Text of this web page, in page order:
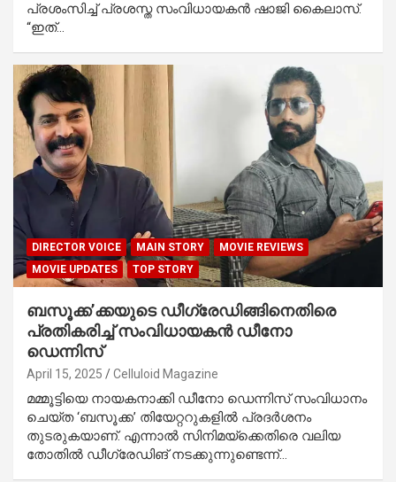
പ്രശംസിച്ച് പ്രശസ്ത സംവിധായകൻ ഷാജി കൈലാസ്.
“ഇത്…
DIRECTOR VOICE MAIN STORY
MOVIE REVIEWS
MOVIE UPDATES
TOP STORY
ബസൂക്ക’ക്കയുടെ ഡീഗ്രേഡിങ്ങിനെതിരെ
പ്രതികരിച്ച് സംവിധായകൻ ഡീനോ
ഡെന്നിസ്
April 15, 2025 Celluloid Magazine
മമ്മൂട്ടിയെ നായകനാക്കി ഡീനോ ഡെന്നിസ് സംവിധാനം
ചെയ്ത ‘ബസൂക്ക’ തിയേറ്ററുകളിൽ പ്രദർശനം
തുടരുകയാണ്. എന്നാൽ സിനിമയ്‌ക്കെതിരെ വലിയ
തോതിൽ ഡീഗ്രേഡിങ് നടക്കുന്നുണ്ടെന്ന്…